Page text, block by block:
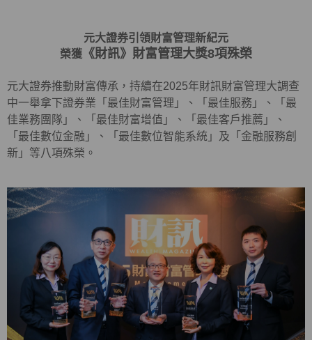
元大證券引領財富管理新紀元
榮獲 《財訊》財富管理大獎8項殊榮
元大證券推動財富傳承，持續在2025年財訊財富管理大調查
中一舉拿下證券業「最佳財富管理」、「最佳服務」、「最
佳業務團隊」、「最佳財富增值」、「最佳客戶推薦」、
「最佳數位金融」、「最佳數位智能系統」及「金融服務創
新」等八項殊榮。